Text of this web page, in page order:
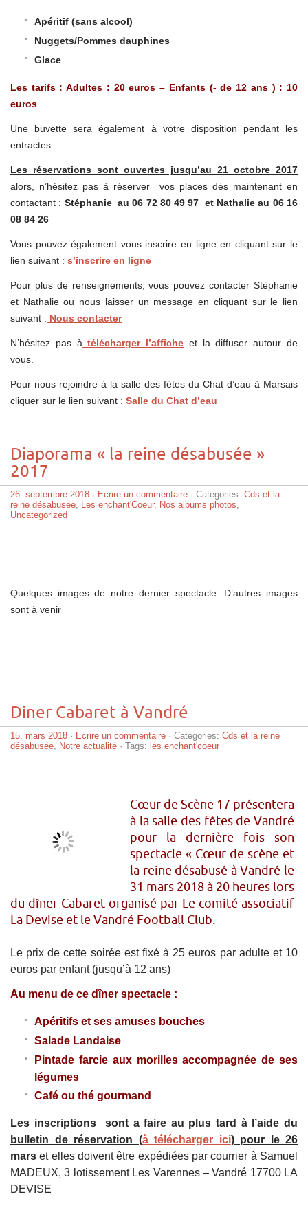
Apéritif (sans alcool)
Nuggets/Pommes dauphines
Glace
Les tarifs : Adultes : 20 euros – Enfants (- de 12 ans ) : 10
euros
Une buvette sera également à votre disposition pendant les
entractes.
Les réservations sont ouvertes jusqu’au 21 octobre 2017
alors, n’hésitez pas à réserver vos places dès maintenant en
contactant : Stéphanie au 06 72 80 49 97 et Nathalie au 06 16
08 84 26
Vous pouvez également vous inscrire en ligne en cliquant sur le
lien suivant : s’inscrire en ligne
Pour plus de renseignements, vous pouvez contacter Stéphanie
et Nathalie ou nous laisser un message en cliquant sur le lien
suivant : Nous contacter
N’hésitez pas à télécharger l’affiche et la diffuser autour de
vous.
Pour nous rejoindre à la salle des fêtes du Chat d’eau à Marsais
cliquer sur le lien suivant : Salle du Chat d’eau
Diaporama « la reine désabusée »
2017
26. septembre 2018 · Ecrire un commentaire · Catégories: Cds et la
reine désabusée
Les enchant'Coeur, Nos albums photos
Uncategorized
Quelques images de notre dernier spectacle. D’autres images
sont à venir
Diner Cabaret à Vandré
15. mars 2018 · Ecrire un commentaire · Catégories: Cds et la reine
désabusée Notre actualité · Tags: les enchant'coeur
Cœur de Scène 17 présentera
à la salle des fêtes de Vandré
pour la dernière fois son
spectacle « Cœur de scène et
la reine désabusé à Vandré le
31 mars 2018 à 20 heures lors
du dîner Cabaret organisé par Le comité associatif
La Devise et le Vandré Football Club.
Le prix de cette soirée est fixé à 25 euros par adulte et 10
euros par enfant (jusqu’à 12 ans)
Au menu de ce dîner spectacle :
Apéritifs et ses amuses bouches
Salade Landaise
Pintade farcie aux morilles accompagnée de ses
légumes
Café ou thé gourmand
Les inscriptions sont a faire au plus tard à l’aide du
bulletin de réservation (à télécharger ici) pour le 26
mars et elles doivent être expédiées par courrier à Samuel
MADEUX, 3 lotissement Les Varennes – Vandré 17700 LA
DEVISE